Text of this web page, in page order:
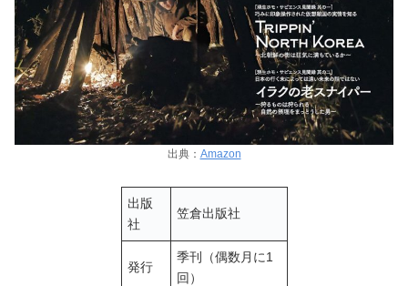
出典： Amazon
出版
社
笠倉出版社
発行
季刊（偶数月に1
回）